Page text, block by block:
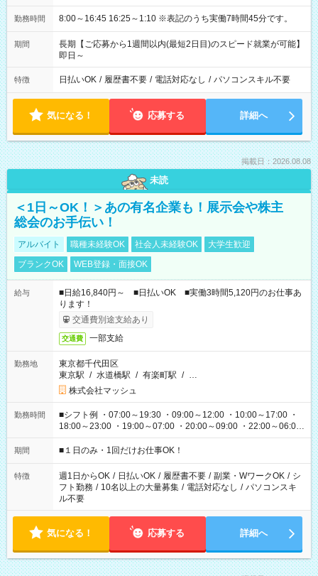
勤務時間 8:00～16:45 16:25～1:10 ※表記のうち実働7時間45分です。
期間
長期【ご応募から1週間以内(最短2日目)のスピード就業が可能】
即日～
特徴 日払いOK / 履歴書不要 / 電話対応なし / パソコンスキル不要
気になる！ 応募する 詳細へ
掲載日：2026.08.08
未読
＜1日～OK！＞あの有名企業も！展示会や株主
総会のお手伝い！
アルバイト 職種未経験OK 社会人未経験OK
大学生歓迎
ブランクOK
WEB登録・面接OK
給与
■日給16,840円～ ■日払いOK ■実働3時間5,120円のお仕事あ
ります！
交通費別途支給あり
交通費 一部支給
勤務地
東京都千代田区
東京駅 / 水道橋駅 / 有楽町駅 / …
株式会社マッシュ
勤務時間
■シフト例 ・07:00～19:30 ・09:00～12:00 ・10:00～17:00 ・
18:00～23:00 ・19:00～07:00 ・20:00～09:00 ・22:00～06:00
etc ★最短で3時間で5,120円のお仕事から 15時間で2万円近く稼
げるお仕事も！ ご希望のお時間に合わせてご紹介！ ※シフトは
ください！
期間 ■１日のみ・1回だけお仕事OK！
特徴 週1日からOK / 日払いOK / 履歴書不要 / 副業・WワークOK / シ
フト勤務 / 10名以上の大量募集 / 電話対応なし / パソコンスキ
ル不要
気になる！ 応募する 詳細へ